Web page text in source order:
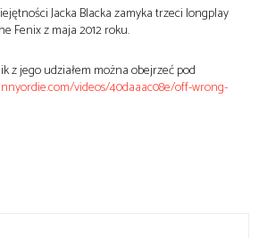
Jacka Blacka zamyka trzeci longplay
Fenix z maja 2012 roku.
z jego udziałem można obejrzeć pod
videos/40daaac08e/off-wrong-